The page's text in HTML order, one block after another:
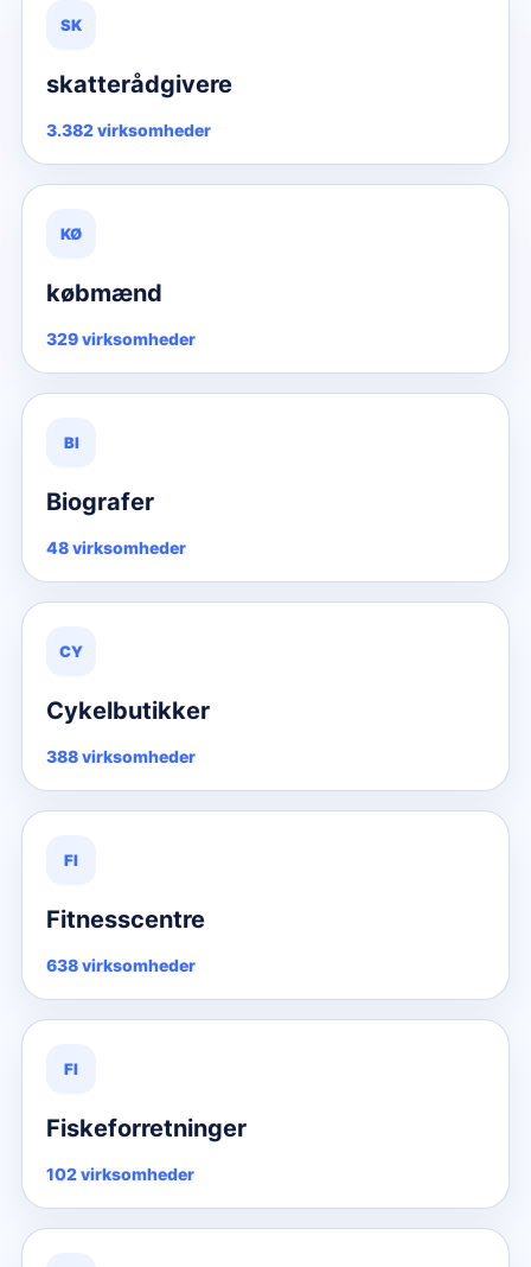
SK
skatterådgivere
3.382 virksomheder
KØ
købmænd
329 virksomheder
BI
Biografer
48 virksomheder
CY
Cykelbutikker
388 virksomheder
FI
Fitnesscentre
638 virksomheder
FI
Fiskeforretninger
102 virksomheder